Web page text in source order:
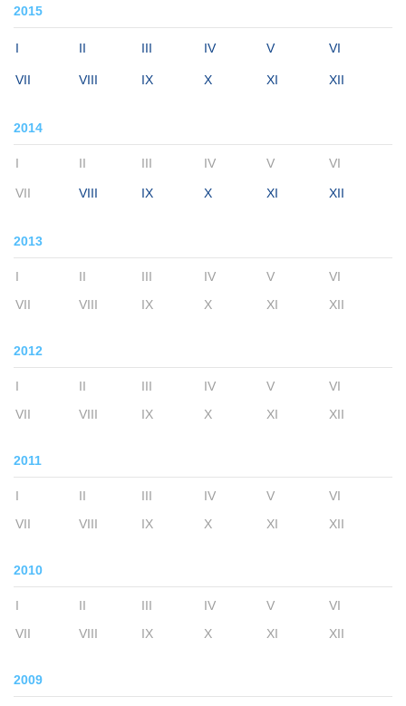
2015
I II III IV V VI
VII VIII IX X XI XII
2014
I II III IV V VI
VII VIII IX X XI XII
2013
I II III IV V
VI
VII
VIII IX X XI XII
2012
I II III IV V
VI
VII
VIII IX X XI XII
2011
I II III IV V
VI
VII
VIII IX X XI XII
2010
I II III IV V
VI
VII
VIII IX X XI XII
2009